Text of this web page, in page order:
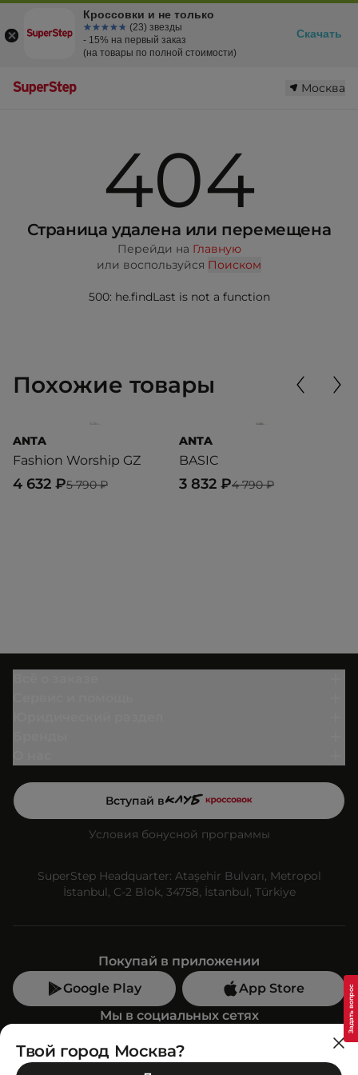
Москва
404
Страница удалена или перемещена
Перейди на Главную
или воспользуйся Поиском
500: he.findLast is not a function
Похожие товары
ANTA
Fashion Worship GZ
5 790 ₽
4 632 ₽
ANTA
BASIC
4 790 ₽
3 832 ₽
Вступай в
Условия бонусной программы
SuperStep Headquarter: Ataşehir Bulvarı, Metropol
İstanbul, C-2 Blok, 34758, İstanbul, Türkiye
Покупай в приложении
Google Play
App Store
Мы в социальных сетях
Позвони нам
Твой город Москва?
Кроссовки и не только
☆☆☆☆☆
★★★★★ (23) звезды
- 15% на первый заказ
(на товары по полной стоимости)
Скачать